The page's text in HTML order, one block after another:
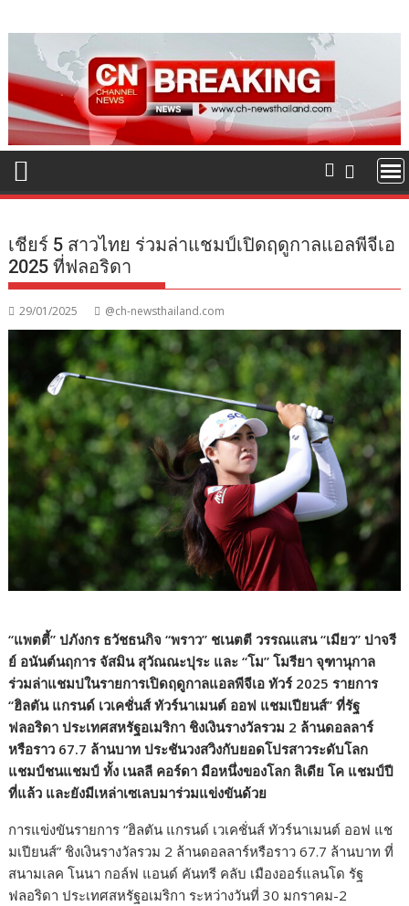
to
content
เชียร์ 5 สาวไทย ร่วมล่าแชมป์เปิดฤดูกาลแอลพีจีเอ
2025 ที่ฟลอริดา
29/01/2025 @ch-newsthailand.com
“แพตตี้” ปภังกร ธวัชธนกิจ “พราว” ชเนตตี วรรณแสน “เมียว” ปาจรี
ย์ อนันต์นฤการ จัสมิน สุวัณณะปุระ และ “โม” โมรียา จุฑานุกาล
ร่วมล่าแชมปในรายการเปิดฤดูกาลแอลพีจีเอ ทัวร์ 2025 รายการ
“ฮิลตัน แกรนด์ เวเคชั่นส์ ทัวร์นาเมนต์ ออฟ แชมเปียนส์” ที่รัฐ
ฟลอริดา ประเทศสหรัฐอเมริกา ชิงเงินรางวัลรวม 2 ล้านดอลลาร์
หรือราว 67.7 ล้านบาท ประชันวงสวิงกับยอดโปรสาวระดับโลก
แชมป์ชนแชมป์ ทั้ง เนลลี คอร์ดา มือหนึ่งของโลก ลิเดีย โค แชมป์ปี
ที่แล้ว และยังมีเหล่าเซเลบมาร่วมแข่งขันด้วย
การแข่งขันรายการ “ฮิลตัน แกรนด์ เวเคชั่นส์ ทัวร์นาเมนต์ ออฟ แช
มเปียนส์” ชิงเงินรางวัลรวม 2 ล้านดอลลาร์หรือราว 67.7 ล้านบาท ที่
สนามเลค โนนา กอล์ฟ แอนด์ คันทรี คลับ เมืองออร์แลนโด รัฐ
ฟลอริดา ประเทศสหรัฐอเมริกา ระหว่างวันที่ 30 มกราคม-2